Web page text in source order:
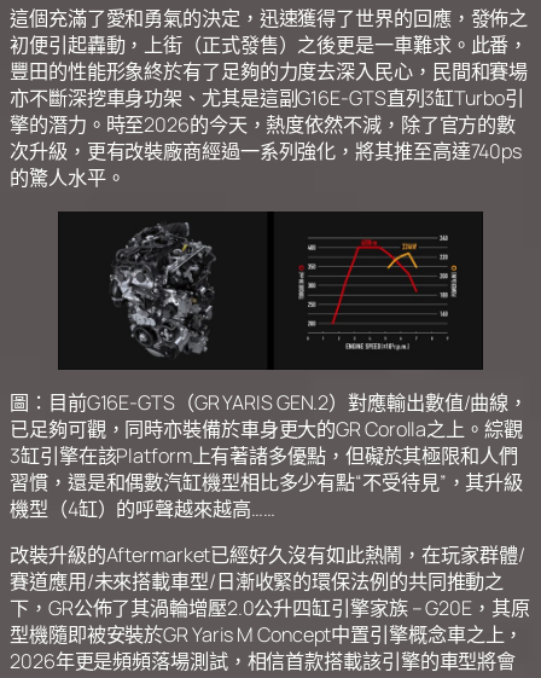
這個充滿了愛和勇氣的決定，迅速獲得了世界的回應，發佈之
初便引起轟動，上街（正式發售）之後更是一車難求。此番，
豐田的性能形象終於有了足夠的力度去深入民心，民間和賽場
亦不斷深挖車身功架、尤其是這副G16E-GTS直列3缸Turbo引
擎的潛力。時至2026的今天，熱度依然不減，除了官方的數
次升級，更有改裝廠商經過一系列強化，將其推至高達740ps
的驚人水平。
圖：目前G16E-GTS（GR YARIS GEN.2）對應輸出數值/曲線，
已足夠可觀，同時亦裝備於車身更大的GR Corolla之上。綜觀
3缸引擎在該Platform上有著諸多優點，但礙於其極限和人們
習慣，還是和偶數汽缸機型相比多少有點“不受待見”，其升級
機型（4缸）的呼聲越來越高……
改裝升級的Aftermarket已經好久沒有如此熱鬧，在玩家群體/
賽道應用/未來搭載車型/日漸收緊的環保法例的共同推動之
下，GR公佈了其渦輪增壓2.0公升四缸引擎家族 – G20E，其原
型機隨即被安裝於GR Yaris M Concept中置引擎概念車之上，
2026年更是頻頻落場測試，相信首款搭載該引擎的車型將會